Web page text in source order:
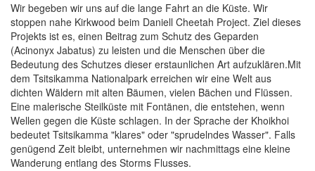
Wir begeben wir uns auf die lange Fahrt an die Küste. Wir
stoppen nahe Kirkwood beim Daniell Cheetah Project. Ziel dieses
Projekts ist es, einen Beitrag zum Schutz des Geparden
(Acinonyx Jabatus) zu leisten und die Menschen über die
Bedeutung des Schutzes dieser erstaunlichen Art aufzuklären.Mit
dem Tsitsikamma Nationalpark erreichen wir eine Welt aus
dichten Wäldern mit alten Bäumen, vielen Bächen und Flüssen.
Eine malerische Steilküste mit Fontänen, die entstehen, wenn
Wellen gegen die Küste schlagen. In der Sprache der Khoikhoi
bedeutet Tsitsikamma "klares" oder "sprudelndes Wasser". Falls
genügend Zeit bleibt, unternehmen wir nachmittags eine kleine
Wanderung entlang des Storms Flusses.